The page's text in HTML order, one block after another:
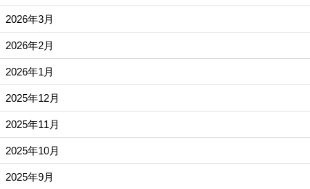
2026年3月
2026年2月
2026年1月
2025年12月
2025年11月
2025年10月
2025年9月